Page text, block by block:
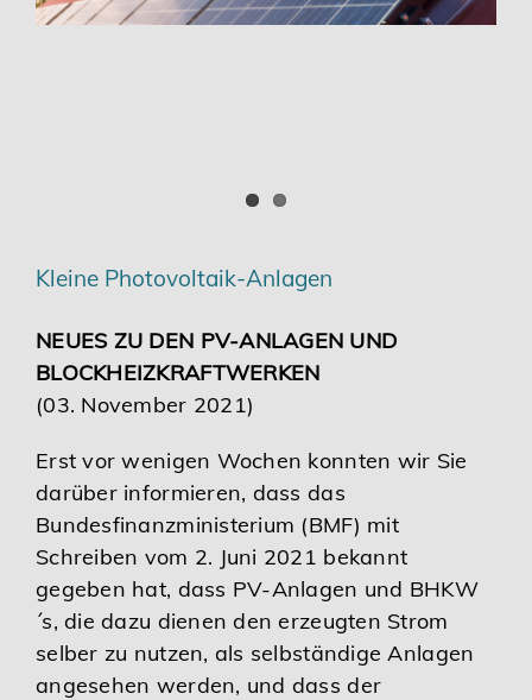
Kleine Photovoltaik-Anlagen
NEUES ZU DEN PV-ANLAGEN UND
BLOCKHEIZKRAFTWERKEN
(03. November 2021)
Erst vor wenigen Wochen konnten wir Sie
darüber informieren, dass das
Bundesfinanzministerium (BMF) mit
Schreiben vom 2. Juni 2021 bekannt
gegeben hat, dass PV-Anlagen und BHKW
´s, die dazu dienen den erzeugten Strom
selber zu nutzen, als selbständige Anlagen
angesehen werden, und dass der